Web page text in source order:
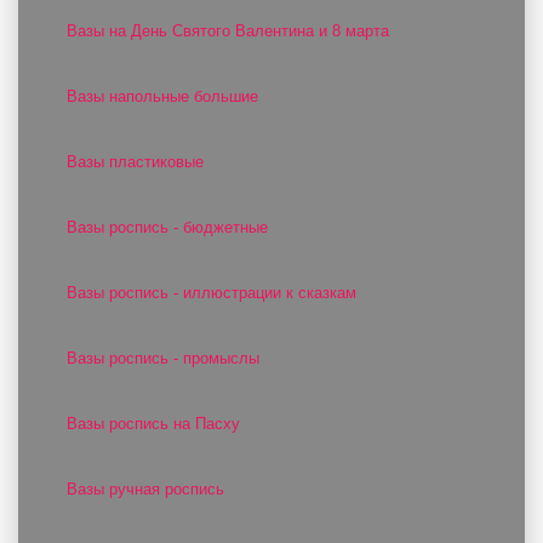
Вазы на День Святого Валентина и 8 марта
Вазы напольные большие
Вазы пластиковые
Вазы роспись - бюджетные
Вазы роспись - иллюстрации к сказкам
Вазы роспись - промыслы
Вазы роспись на Пасху
Вазы ручная роспись